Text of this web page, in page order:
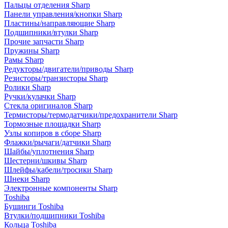
Пальцы отделения Sharp
Панели управления/кнопки Sharp
Пластины/направляющие Sharp
Подшипники/втулки Sharp
Прочие запчасти Sharp
Пружины Sharp
Рамы Sharp
Редукторы/двигатели/приводы Sharp
Резисторы/транзисторы Sharp
Ролики Sharp
Ручки/кулачки Sharp
Стекла оригиналов Sharp
Термисторы/термодатчики/предохранители Sharp
Тормозные площадки Sharp
Узлы копиров в сборе Sharp
Флажки/рычаги/датчики Sharp
Шайбы/уплотнения Sharp
Шестерни/шкивы Sharp
Шлейфы/кабели/тросики Sharp
Шнеки Sharp
Электронные компоненты Sharp
Toshiba
Бушинги Toshiba
Втулки/подшипники Toshiba
Кольца Toshiba